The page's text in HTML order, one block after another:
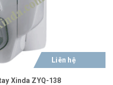
Liên hệ
Xinda ZYQ-138